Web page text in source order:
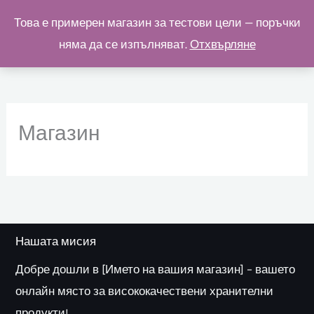
Това е примерен магазин за тестови цели — поръчки
няма да се изпълняват. Отхвърляне
Магазин
Нашата мисия
Добре дошли в [Името на вашия магазин] – вашето
онлайн място за висококачествени хранителни